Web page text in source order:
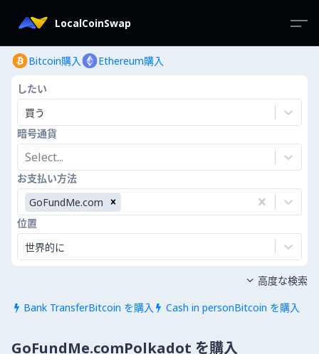
LocalCoinSwap
Bitcoin購入 Ethereum購入
したい
買う
暗号通貨
Select...
お支払い方法
GoFundMe.com
位置
世界的に
 Bank TransferBitcoin を購入  Cash in personBitcoin を購入
 高度な検索
GoFundMe.comPolkadot を購入